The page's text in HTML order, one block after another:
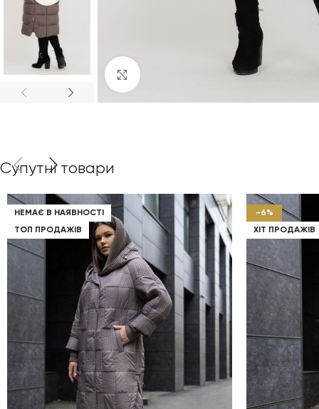
Клацніть, щоб збільшити
Супутні товари
НЕМАЄ В НАЯВНОСТІ
ТОП ПРОДАЖІВ
-6%
ХІТ ПРОДАЖІВ